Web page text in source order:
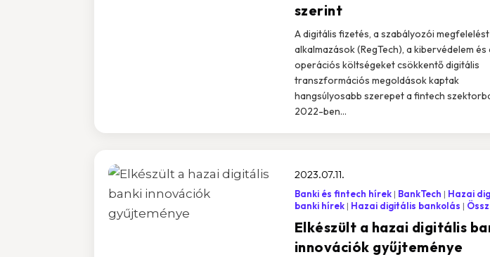
szerint
A digitális fizetés, a szabályozói
alkalmazások (RegTech), a kibervédelem és
operációs költségeket csökkentő digitális
transzformációs megoldások kaptak
hangsúlyosabb szerepet a fintech
2022-ben...
Elkészült a hazai digitális
innovációk gyűjteménye
2023.07.11.
Banki és fintech hírek BankTech
Hazai
banki hírek
Hazai digitális bankolás